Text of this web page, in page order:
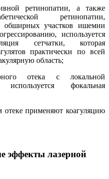
ретинопатии, а также
ретинопатии,
обширных участков ишемии
используется
сетчатки, которая
практически по всей
область;
отека с локальной
фокальная
применяют коагуляцию
эффекты лазерной